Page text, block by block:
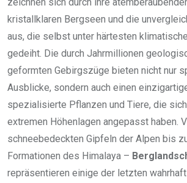
kristallklaren Bergseen und die
aus, die selbst unter härtesten
gedeiht. Die durch Jahrmillionen
geformten Gebirgszüge bieten nicht nur
Ausblicke, sondern auch einen
spezialisierte Pflanzen und Tiere, die
extremen Höhenlagen angepasst haben.
schneebedeckten Gipfeln der Alpen bis
Formationen des Himalaya –
repräsentieren einige der letzten